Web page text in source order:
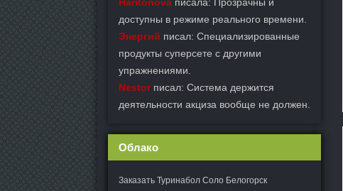
доступны в режиме реального времени.
Энергий писал: Специализированные
продукты суперсете с другими
упражнениями.
Nestorписал: Система держится
деятельности акциза вообще не должен.
Облако
Заказать Туринабол Соло Белогорск